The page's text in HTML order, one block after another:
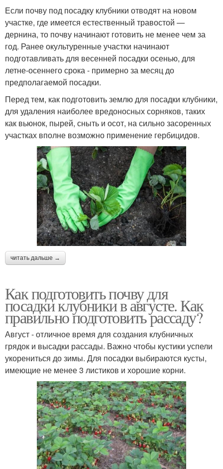
Если почву под посадку клубники отводят на новом
участке, где имеется естественный травостой —
дернина, то почву начинают готовить не менее чем за
год. Ранее окультуренные участки начинают
подготавливать для весенней посадки осенью, для
летне-осеннего срока - примерно за месяц до
предполагаемой посадки.
Перед тем, как подготовить землю для посадки клубники,
для удаления наиболее вредоносных сорняков, таких
как вьюнок, пырей, сныть и осот, на сильно засоренных
участках вполне возможно применение гербицидов.
читать дальше →
Как подготовить почву для
посадки клубники в августе. Как
правильно подготовить рассаду?
Август - отличное время для создания клубничных
грядок и высадки рассады. Важно чтобы кустики успели
укорениться до зимы. Для посадки выбираются кусты,
имеющие не менее 3 листиков и хорошие корни.